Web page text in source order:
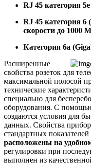
RJ 45 категория
RJ 45 категория
скорости до 1000
Категория 6а
Расширенные
свойства розеток для
максимальной полосой
технические
специально для
оборудования. С
создаются условия для
данных. Свойства
стандартных
расположены на
регулировки при
выполнен из